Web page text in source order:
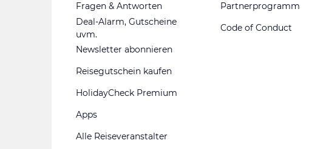
Fragen & Antworten
Deal-Alarm, Gutscheine
uvm.
Newsletter abonnieren
Reisegutschein kaufen
HolidayCheck Premium
Apps
Alle Reiseveranstalter
Partnerprogramm
Code of Conduct